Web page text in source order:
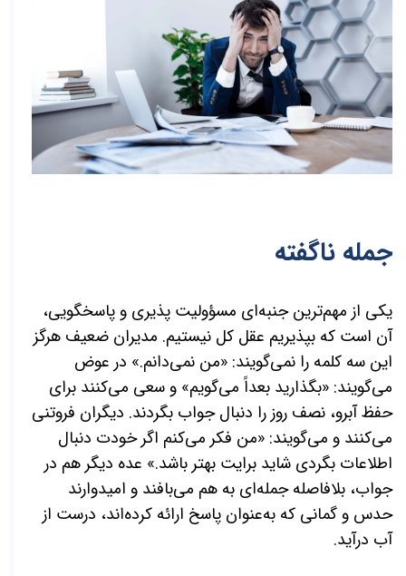
جمله ناگفته
یکی از مهم‌ترین جنبه‌ای مسؤولیت پذیری و پاسخگویی،
آن است که بپذیریم عقل کل نیستیم. مدیران ضعیف هرگز
این سه کلمه را نمی‌گویند: «من نمی‌دانم.» در عوض
می‌گویند: «بگذارید بعداً می‌گویم» و سعی می‌کنند برای
حفظ آبرو، نصف روز را دنبال جواب بگردند. دیگران فروتنی
می‌کنند و می‌گویند: «من فکر می‌کنم اگر خودت دنبال
اطلاعات بگردی شاید برایت بهتر باشد.» عده دیگر هم در
جواب، بلافاصله جمله‌ای به هم می‌بافند و امیدوارند
حدس و گمانی که به‌عنوان پاسخ ارائه کرده‌اند، درست از
آب درآید.